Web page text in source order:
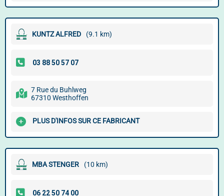
KUNTZ ALFRED (9.1 km)
7 Rue du Buhlweg
67310 Westhoffen
PLUS D'INFOS SUR CE FABRICANT
MBA STENGER (10 km)